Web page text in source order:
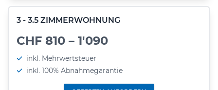
3 - 3.5 ZIMMERWOHNUNG
CHF 810 – 1'090
inkl. Mehrwertsteuer
inkl. 100% Abnahmegarantie